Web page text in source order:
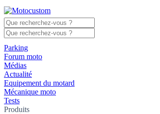
Parking
Forum moto
Médias
Actualité
Equipement du motard
Mécanique moto
Tests
Produits